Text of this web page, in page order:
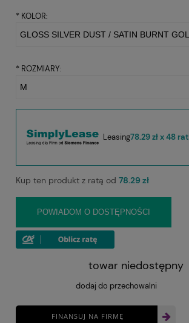
* KOLOR:
* ROZMIARY:
Leasing78.29 zł x 48 rat
Kup ten produkt z ratą od 78.29 zł
POWIADOM O DOSTĘPNOŚCI
towar niedostępny
dodaj do przechowalni
FINANSUJ NA FIRMĘ